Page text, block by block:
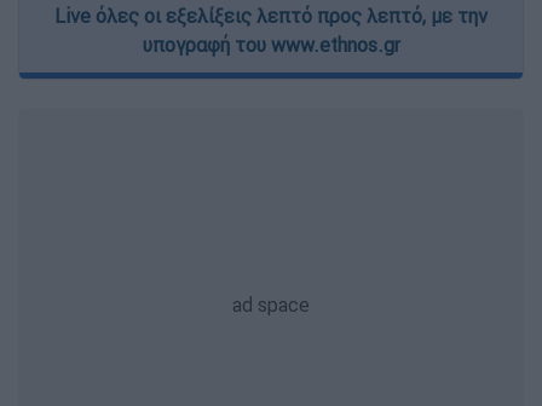
Live όλες οι εξελίξεις λεπτό προς λεπτό, με την
υπογραφή του www.ethnos.gr